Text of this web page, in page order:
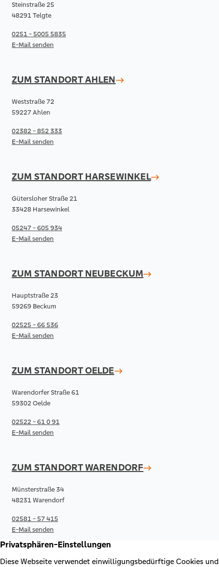
Steinstraße 25
48291 Telgte
0251 - 5005 5835
E-Mail senden
ZUM STANDORTAHLEN
Weststraße 72
59227 Ahlen
02382 - 852 333
E-Mail senden
ZUM STANDORT HARSEWINKEL
Gütersloher Straße 21
33428 Harsewinkel
05247 - 605 934
E-Mail senden
ZUM STANDORT NEUBECKUM
Hauptstraße 23
59269 Beckum
02525 - 66 536
E-Mail senden
ZUM STANDORTOELDE
Warendorfer Straße 61
59302 Oelde
02522 - 61 0 91
E-Mail senden
ZUM STANDORTWARENDORF
Münsterstraße 34
48231 Warendorf
02581 - 57 415
E-Mail senden